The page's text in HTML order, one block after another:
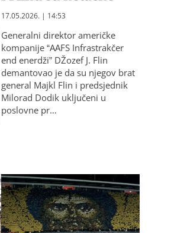
17.05.2026. | 14:53
Generalni direktor američke
kompanije “AAFS Infrastrakčer
end enerdži” DŽozef J. Flin
demantovao je da su njegov brat
general Majkl Flin i predsjednik
Milorad Dodik uključeni u
poslovne pr…